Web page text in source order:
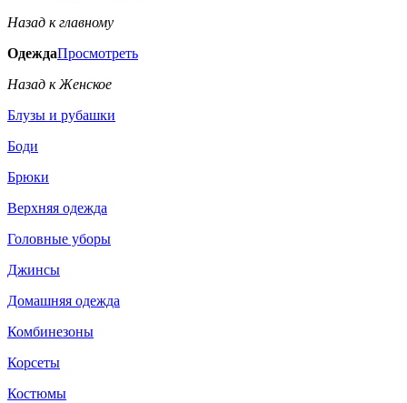
Назад к главному
ОдеждаПросмотреть
Назад к Женское
Блузы и рубашки
Боди
Брюки
Верхняя одежда
Головные уборы
Джинсы
Домашняя одежда
Комбинезоны
Корсеты
Костюмы